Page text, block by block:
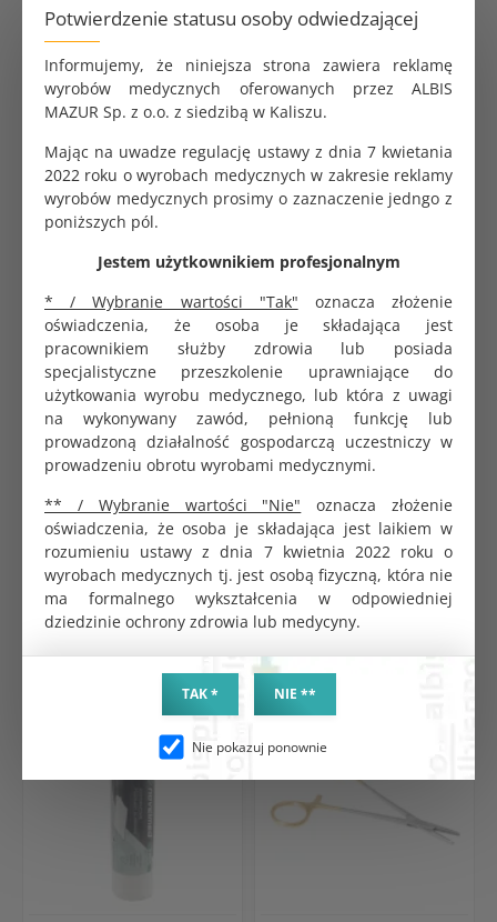
Potwierdzenie statusu osoby odwiedzającej
Informujemy, że niniejsza strona zawiera reklamę
wyrobów medycznych oferowanych przez ALBIS
MAZUR Sp. z o.o. z siedzibą w Kaliszu.
Mając na uwadze regulację ustawy z dnia 7 kwietania
2022 roku o wyrobach medycznych w zakresie reklamy
wyrobów medycznych prosimy o zaznaczenie jedngo z
poniższych pól.
Jestem użytkownikiem profesjonalnym
* / Wybranie wartości "Tak" oznacza złożenie
oświadczenia, że osoba je składająca jest
pracownikiem służby zdrowia lub posiada
specjalistyczne przeszkolenie uprawniające do
użytkowania wyrobu medycznego, lub która z uwagi
na wykonywany zawód, pełnioną funkcję lub
prowadzoną działalność gospodarczą uczestniczy w
prowadzeniu obrotu wyrobami medycznymi.
** / Wybranie wartości "Nie" oznacza złożenie
oświadczenia, że osoba je składająca jest laikiem w
rozumieniu ustawy z dnia 7 kwietnia 2022 roku o
wyrobach medycznych tj. jest osobą fizyczną, która nie
ma formalnego wykształcenia w odpowiedniej
dziedzinie ochrony zdrowia lub medycyny.
TAK * NIE **
Nie pokazuj ponownie
Działa w 15 minut, chroniąc stal przed korozją.
Zalety produktu:
Szybkość:Pełne spektrum w 15 min.
Bezpieczeństwo:Brak aldehydów i fenoli – nie
odbarwia i nie niszczy narzędzi.
Gotowy do użycia:Nie wymaga rozcieńczania.
Zastosowanie:Grzebienie, szczotki, nożyczki,
narzędzia do manicure.
Spektrum biobójcze:
Bakterie, Grzyby (C. albicans), Prątki gruźlicy.
Wirusy osłonkowe (HBV, HIV, HCV, Ebola).
Wirusy Adeno i Polio.
Sposób użycia:
Zanurz narzędzia całkowicie w płynie. Odczekaj 15
minut, wyjmij i opłucz wodą. Można stosować w
myjkach ultradźwiękowych.
PRODUKTY POWIĄZANE